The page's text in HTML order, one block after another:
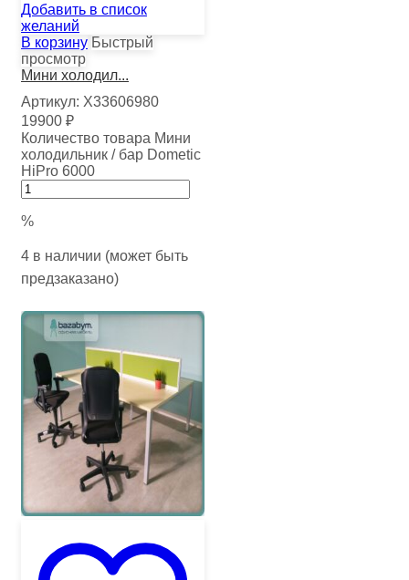
Добавить в список
желаний
В корзину Быстрый
просмотр
Мини холодил...
Артикул: Х33606980
19900 ₽
Количество товара Мини
холодильник / бар Dometic
HiPro 6000
%
4 в наличии (может быть
предзаказано)